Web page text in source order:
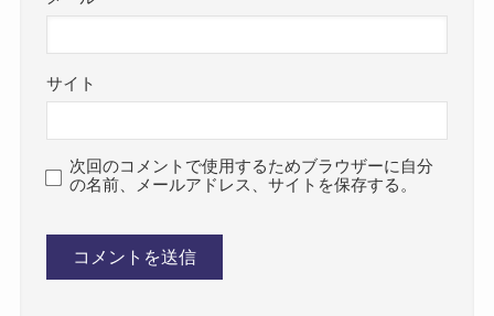
サイト
次回のコメントで使用するためブラウザーに自分
の名前、メールアドレス、サイトを保存する。